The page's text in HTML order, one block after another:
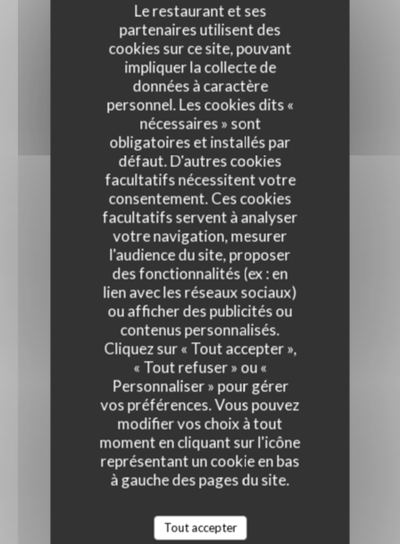
Le restaurant et ses
partenaires utilisent des
cookies sur ce site, pouvant
impliquer la collecte de
données à caractère
personnel. Les cookies dits «
nécessaires » sont
obligatoires et installés par
défaut. D'autres cookies
facultatifs nécessitent votre
consentement. Ces cookies
facultatifs servent à analyser
votre navigation, mesurer
l'audience du site, proposer
des fonctionnalités (ex : en
lien avec les réseaux sociaux)
ou afficher des publicités ou
contenus personnalisés.
Cliquez sur « Tout accepter »,
« Tout refuser » ou «
Personnaliser » pour gérer
vos préférences. Vous pouvez
modifier vos choix à tout
moment en cliquant sur l'icône
représentant un cookie en bas
à gauche des pages du site.
Tout accepter